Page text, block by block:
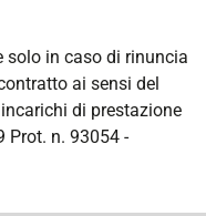
in caso di rinuncia
ai sensi del
di prestazione
Prot. n. 93054 -